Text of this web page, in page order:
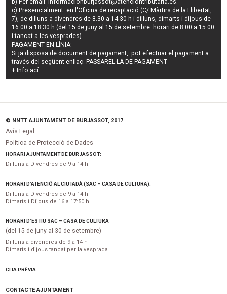
b) Per email:informacionburjassot@atenciontributaria.es.
c) Presencialment: en l'Oficina de recaptació (C/ Màrtirs de la Llibertat,
7), de dilluns a divendres de 8.30 a 14.30 h i dilluns, dimarts i dijous de
16.00 a 18.30 h (del 15 de juny al 15 de setembre: horari de 8.00 a 15.00
i tancat a les vesprades).
PAGAMENT EN LÍNIA:
Si ja disposa de document de pagament, pot efectuar el pagament a
través del següent enllaç: PASSAREL·LA DE PAGAMENT
+ Info ací.
© NNTT AJUNTAMENT DE BURJASSOT, 2017
Avís Legal
Política de Protecció de Dades
HORARI AJUNTAMENT DE BURJASSOT:
Dilluns a Divendres de 9 a 14 h
HORARI D’ATENCIÓ AL CIUTADÀ (SAC – CASA DE CULTURA):
Dilluns a Divendres de 9 a 14 h
Dimarts i Dijous de 16 a 17:50 h
HORARI D’ESTIU SAC – CASA DE CULTURA
(del 15 de juny al 30 de setembre)
Dilluns a divendres de 9 a 14 h
Dimarts i dijous tancat per la vesprada
CITA PRÈVIA
CONTACTE AJUNTAMENT